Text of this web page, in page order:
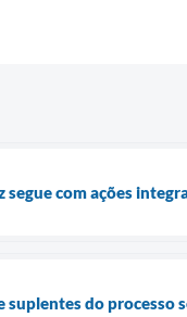
com ações
do